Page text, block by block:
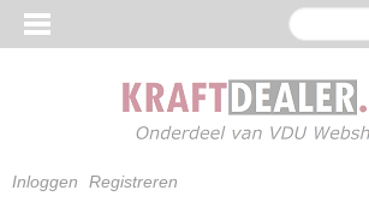
Inloggen Registreren